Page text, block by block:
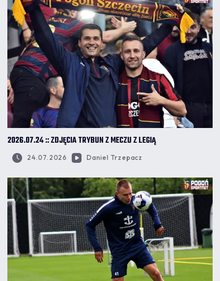
2026.07.24 :: ZDJĘCIA TRYBUN Z MECZU Z LEGIĄ
24.07.2026 Daniel Trzepacz